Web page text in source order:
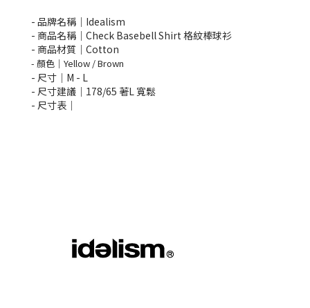
- 品牌名稱｜Idealism
- 商品名稱｜Check Basebell Shirt 格紋棒球衫
- 商品材質｜Cotton
- 顏色｜Yellow / Brown
- 尺寸｜M - L
- 尺寸建議 ｜178/65 著L 寬鬆
- 尺寸表｜